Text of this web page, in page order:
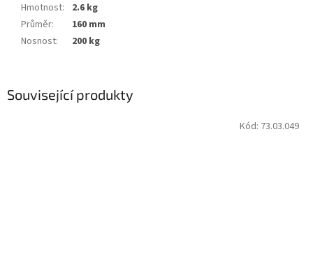
Související produkty
Kód: 73.03.049
Hmotnost:
2.6 kg
Průměr:
160 mm
Nosnost: 200 kg